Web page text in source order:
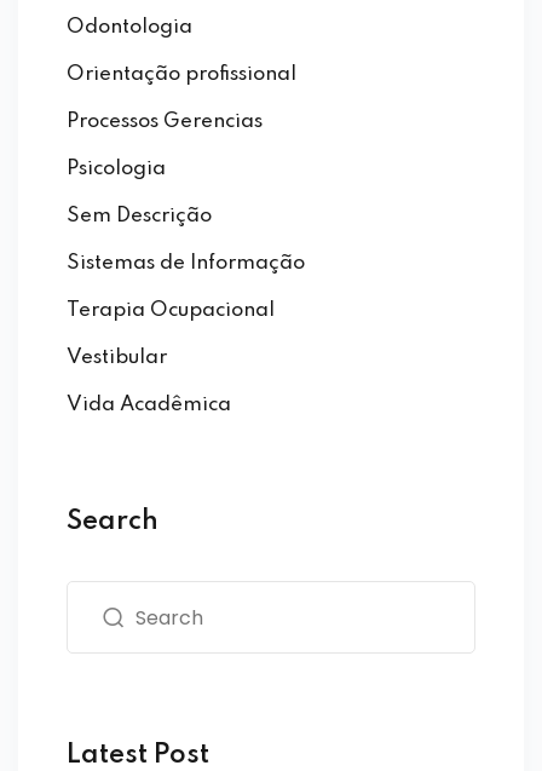
Odontologia
Orientação profissional
Processos Gerencias
Psicologia
Sem Descrição
Sistemas de Informação
Terapia Ocupacional
Vestibular
Vida Acadêmica
Search
Latest Post